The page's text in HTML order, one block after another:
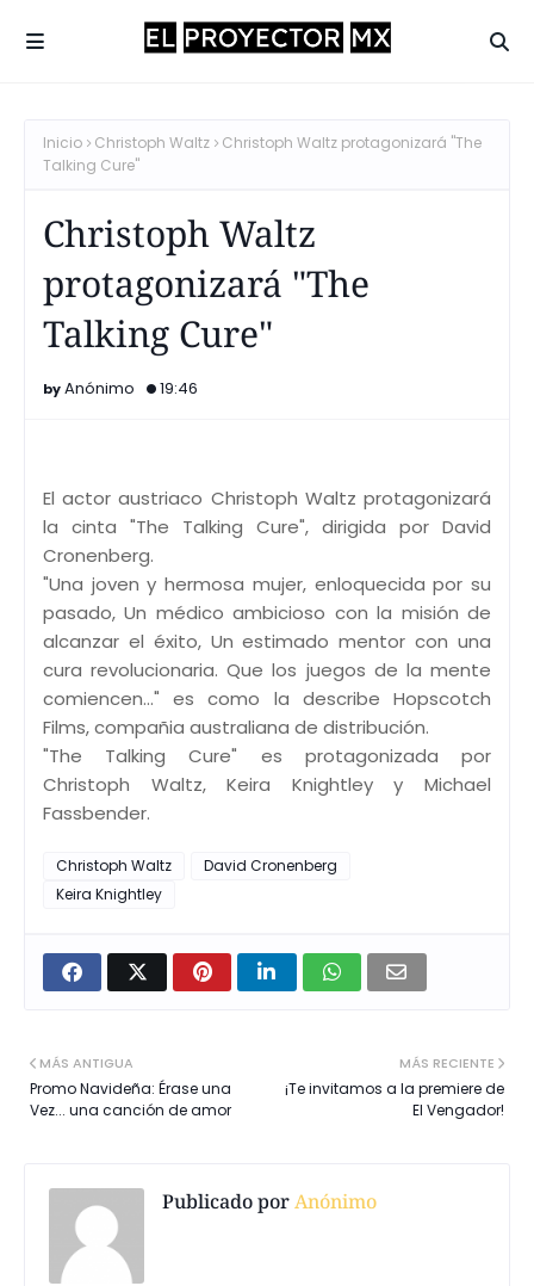
Inicio Christoph Waltz
Christoph Waltz protagonizará "The
Talking Cure"
Christoph Waltz
protagonizará "The
Talking Cure"
Anónimo 19:46
El actor austriaco Christoph Waltz protagonizará
la cinta "The Talking Cure", dirigida por David
Cronenberg.
"Una joven y hermosa mujer, enloquecida por su
pasado, Un médico ambicioso con la misión de
alcanzar el éxito, Un estimado mentor con una
cura revolucionaria. Que los juegos de la mente
comiencen..." es como la describe Hopscotch
Films, compañia australiana de distribución.
"The Talking Cure" es protagonizada por
Christoph Waltz, Keira Knightley y Michael
Fassbender.
Christoph Waltz
David Cronenberg
Keira Knightley
MÁS RECIENTE
¡Te invitamos a la premiere de
El Vengador!
MÁS ANTIGUA
Promo Navideña: Érase una
Vez... una canción de amor
Publicado porAnónimo